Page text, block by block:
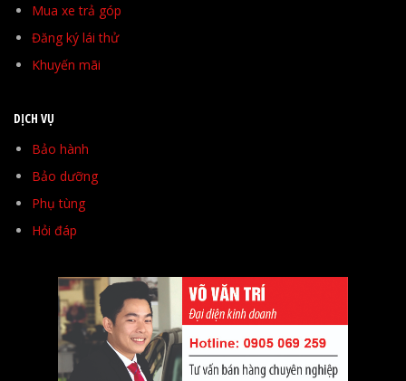
Mua xe trả góp
Đăng ký lái thử
Khuyến mãi
DỊCH VỤ
Bảo hành
Bảo dưỡng
Phụ tùng
Hỏi đáp